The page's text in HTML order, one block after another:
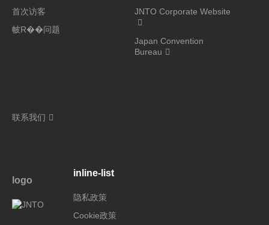
首次访客
帔R��问题
JNTO Corporate Website
Japan Convention
Bureau
联系我们
logo
inline-list
隐私政策
Cookie政策